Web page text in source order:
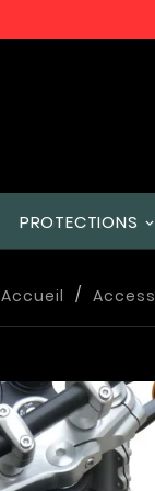
PROTECTIONS
Accueil